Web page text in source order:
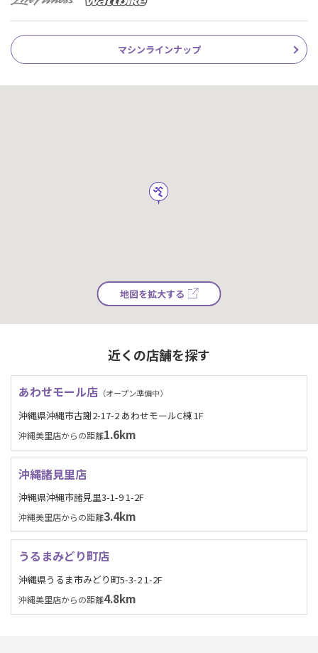
マシンラインナップ
地図を拡大する
近くの店舗を探す
あわせモール店 （オープン準備中）
沖縄県沖縄市古謝2-17-2 あわせモールC棟 1F
沖縄美里店からの距離1.6km
沖縄諸見里店
沖縄県沖縄市諸見里3-1-9 1-2F
沖縄美里店からの距離3.4km
うるまみどり町店
沖縄県うるま市みどり町5-3-2 1-2F
沖縄美里店からの距離4.8km